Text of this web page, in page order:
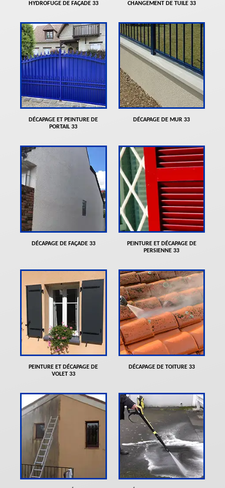
HYDROFUGE DE FAÇADE 33 CHANGEMENT DE TUILE 33
DÉCAPAGE ET PEINTURE DE
PORTAIL 33
DÉCAPAGE DE MUR 33
DÉCAPAGE DE FAÇADE 33
PEINTURE ET DÉCAPAGE DE
PERSIENNE 33
PEINTURE ET DÉCAPAGE DE
VOLET 33
DÉCAPAGE DE TOITURE 33